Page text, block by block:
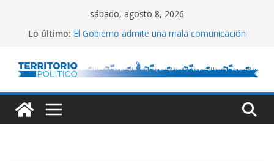
sábado, agosto 8, 2026
Lo último: El Gobierno admite una mala comunicación
Alta inflación en CABA